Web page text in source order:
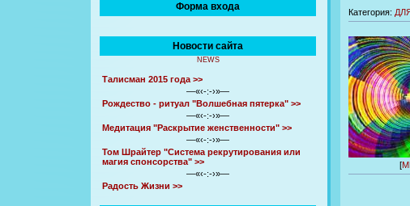
Форма входа
Новости сайта
NEWS
Талисман 2015 года >>
—«‹-:-›»—
Рождество - ритуал "Волшебная пятерка" >>
—«‹-:-›»—
Медитация "Раскрытие женственности" >>
—«‹-:-›»—
Том Шрайтер "Система рекрутирования или
магия спонсорства" >>
—«‹-:-›»—
Радость Жизни >>
Категория:
[